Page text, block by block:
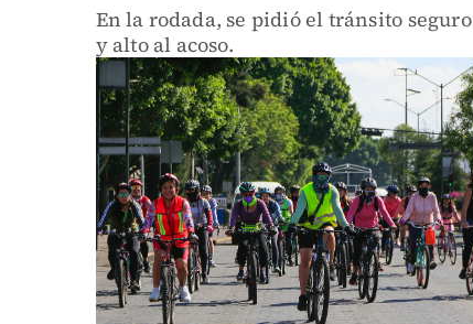
En la rodada, se pidió el tránsito seguro
y alto al acoso.